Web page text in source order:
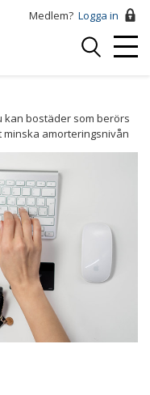
Medlem? Logga in
Logga
kan bostäder som berörs
amorteringsnivån